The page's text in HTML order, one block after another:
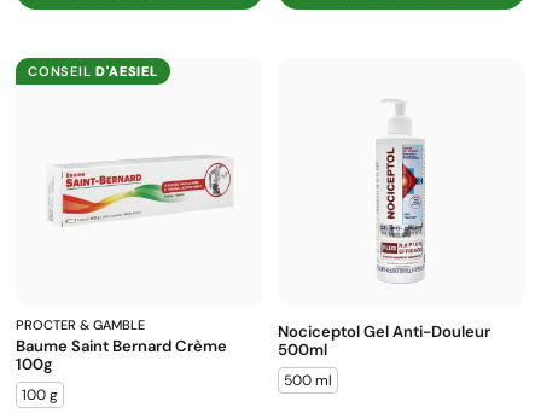
CONSEILD'AESIEL
PROCTER & GAMBLE
Baume Saint Bernard Crème
100g
100 g
Nociceptol Gel Anti-Douleur
500ml
500 ml